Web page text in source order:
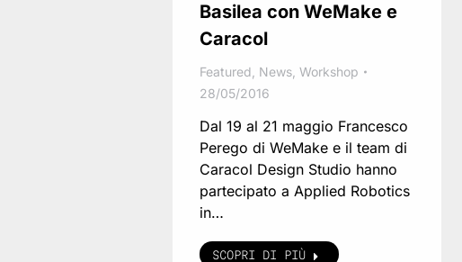
Basilea con WeMake e
Caracol
Featured News Workshop
28/05/2016
Dal 19 al 21 maggio Francesco
Perego di WeMake e il team di
Caracol Design Studio hanno
partecipato a Applied Robotics
in…
SCOPRI DI PIÙ